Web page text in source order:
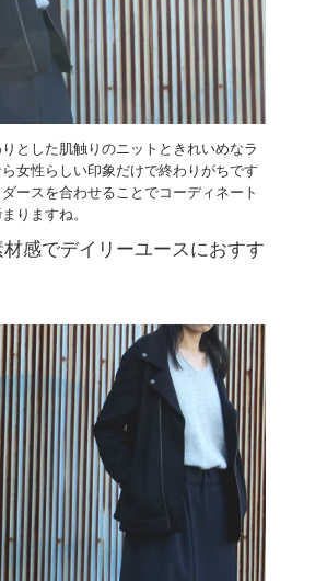
とした肌触りのニットときれいめなラ
女性らしい印象だけで終わりがちです
ースを合わせることでコーディネート
りますね。
感でデイリーユースにおすす